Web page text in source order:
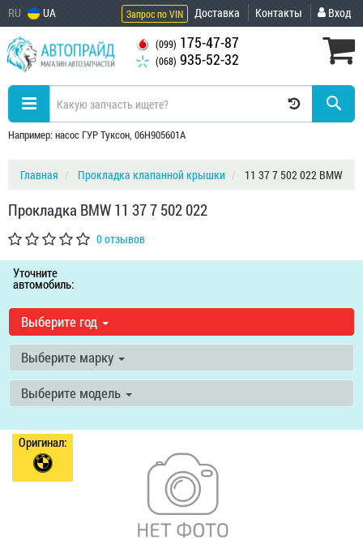
RU UA Запрос по VIN Доставка Контакты Вход
(099) 175-47-87
(068) 935-52-32
Например: насос ГУР Туксон, 06H905601A
Главная Прокладка клапанной крышки 11 37 7 502 022 BMW
Прокладка BMW 11 37 7 502 022
0 отзывов
Уточните
автомобиль:
Выберите год
Выберите марку
Выберите модель
Оригинал: